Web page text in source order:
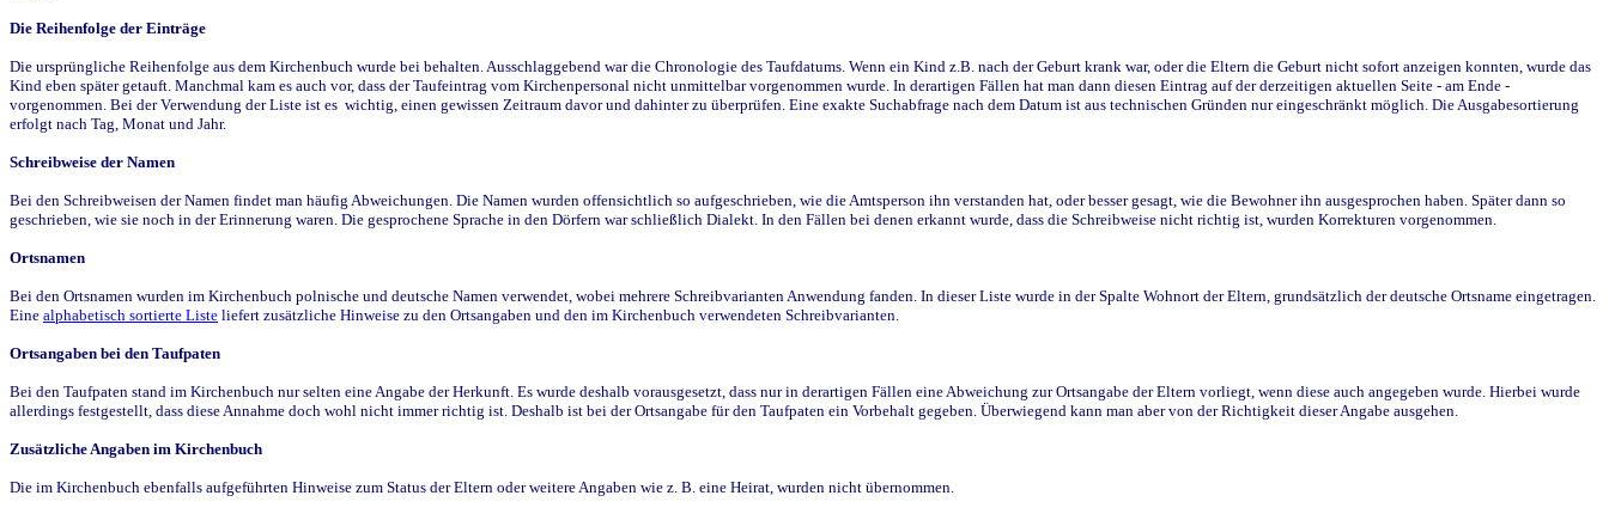
Die Reihenfolge der Einträge
Die ursprüngliche Reihenfolge aus dem Kirchenbuch wurde bei behalten. Ausschlaggebend war die Chronologie des Taufdatums. Wenn ein Kind z.B. nach der Geburt krank war, oder die Eltern die Geburt nicht sofort anzeigen konnten, wurde das
Kind eben später getauft. Manchmal kam es auch vor, dass der Taufeintrag vom Kirchenpersonal nicht unmittelbar vorgenommen wurde. In derartigen Fällen hat man dann diesen Eintrag auf der derzeitigen aktuellen Seite - am Ende -
vorgenommen. Bei der Verwendung der Liste ist es wichtig, einen gewissen Zeitraum davor und dahinter zu überprüfen. Eine exakte Suchabfrage nach dem Datum ist aus technischen Gründen nur eingeschränkt möglich. Die Ausgabesortierung
erfolgt nach Tag, Monat und Jahr.
Schreibweise der Namen
Bei den Schreibweisen der Namen findet man häufig Abweichungen. Die Namen wurden offensichtlich so aufgeschrieben, wie die Amtsperson ihn verstanden hat, oder besser gesagt, wie die Bewohner ihn ausgesprochen haben. Später dann so
geschrieben, wie sie noch in der Erinnerung waren. Die gesprochene Sprache in den Dörfern war schließlich Dialekt. In den Fällen bei denen erkannt wurde, dass die Schreibweise nicht richtig ist, wurden Korrekturen vorgenommen.
Ortsnamen
Bei den Ortsnamen wurden im Kirchenbuch polnische und deutsche Namen verwendet, wobei mehrere Schreibvarianten Anwendung fanden. In dieser Liste wurde in der Spalte Wohnort der Eltern, grundsätzlich der deutsche Ortsname eingetragen.
Eine alphabetisch sortierte Liste liefert zusätzliche Hinweise zu den Ortsangaben und den im Kirchenbuch verwendeten Schreibvarianten.
Ortsangaben bei den Taufpaten
Bei den Taufpaten stand im Kirchenbuch nur selten eine Angabe der Herkunft. Es wurde deshalb vorausgesetzt, dass nur in derartigen Fällen eine Abweichung zur Ortsangabe der Eltern vorliegt, wenn diese auch angegeben wurde. Hierbei wurde
allerdings festgestellt, dass diese Annahme doch wohl nicht immer richtig ist. Deshalb ist bei der Ortsangabe für den Taufpaten ein Vorbehalt gegeben. Überwiegend kann man aber von der Richtigkeit dieser Angabe ausgehen.
Zusätzliche Angaben im Kirchenbuch
Die im Kirchenbuch ebenfalls aufgeführten Hinweise zum Status der Eltern oder weitere Angaben wie z. B. eine Heirat, wurden nicht übernommen.